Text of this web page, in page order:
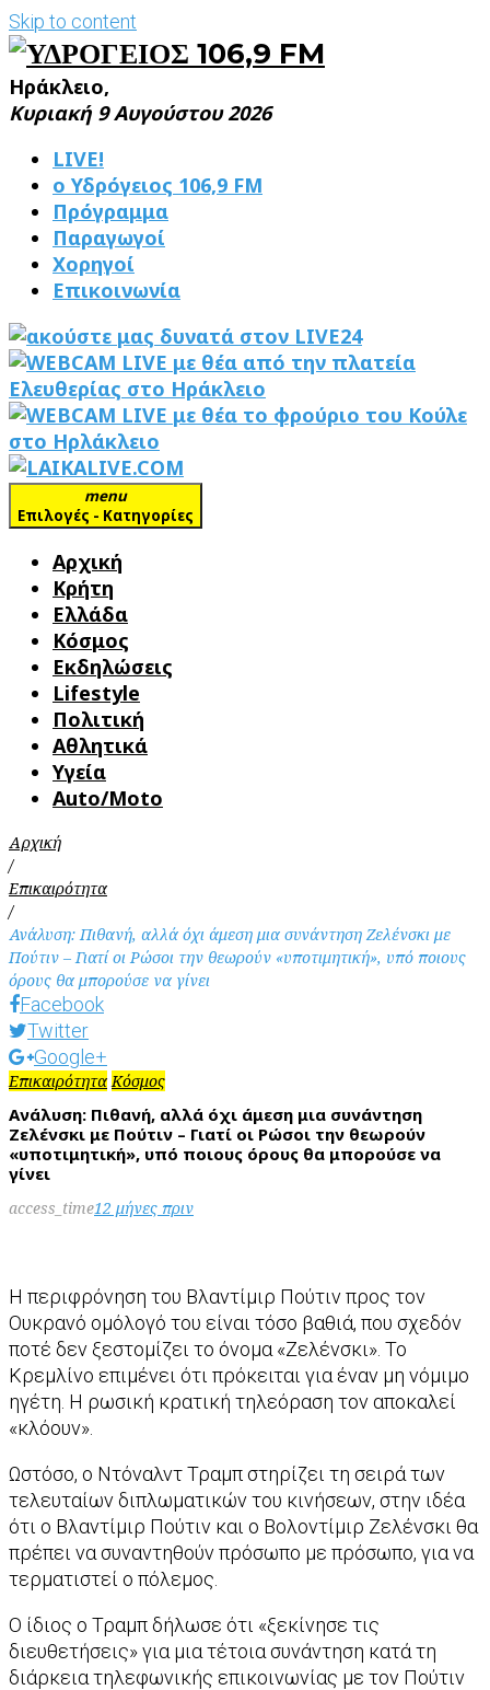
Skip to content
Ηράκλειο,
Κυριακή 9 Αυγούστου 2026
LIVE!
ο Υδρόγειος 106,9 FM
Πρόγραμμα
Παραγωγοί
Χορηγοί
Επικοινωνία
menu
Επιλογές - Κατηγορίες
Αρχική
Κρήτη
Ελλάδα
Κόσμος
Εκδηλώσεις
Lifestyle
Πολιτική
Αθλητικά
Υγεία
Auto/Moto
Αρχική
/
Επικαιρότητα
/
Ανάλυση: Πιθανή, αλλά όχι άμεση μια συνάντηση Ζελένσκι με
Πούτιν – Γιατί οι Ρώσοι την θεωρούν «υποτιμητική», υπό ποιους
όρους θα μπορούσε να γίνει
Facebook
Twitter
Google+
Επικαιρότητα Κόσμος
Ανάλυση: Πιθανή, αλλά όχι άμεση μια συνάντηση
Ζελένσκι με Πούτιν – Γιατί οι Ρώσοι την θεωρούν
«υποτιμητική», υπό ποιους όρους θα μπορούσε να
γίνει
access_time12 μήνες πριν
Η περιφρόνηση του Βλαντίμιρ Πούτιν προς τον
Ουκρανό ομόλογό του είναι τόσο βαθιά, που σχεδόν
ποτέ δεν ξεστομίζει το όνομα «Ζελένσκι». Το
Κρεμλίνο επιμένει ότι πρόκειται για έναν μη νόμιμο
ηγέτη. Η ρωσική κρατική τηλεόραση τον αποκαλεί
«κλόουν».
Ωστόσο, ο Ντόναλντ Τραμπ στηρίζει τη σειρά των
τελευταίων διπλωματικών του κινήσεων, στην ιδέα
ότι ο Βλαντίμιρ Πούτιν και ο Βολοντίμιρ Ζελένσκι θα
πρέπει να συναντηθούν πρόσωπο με πρόσωπο, για να
τερματιστεί ο πόλεμος.
Ο ίδιος ο Τραμπ δήλωσε ότι «ξεκίνησε τις
διευθετήσεις» για μια τέτοια συνάντηση κατά τη
διάρκεια τηλεφωνικής επικοινωνίας με τον Πούτιν